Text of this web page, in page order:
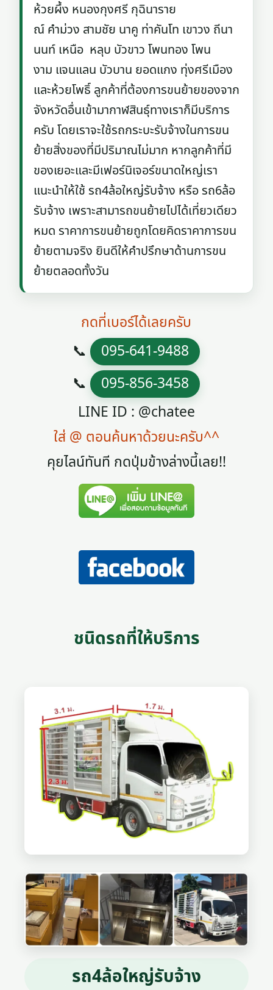
ห้วยผึ้ง หนองกุงศรี กุฉินาราย
ณ์ คำม่วง สามชัย นาคู ท่าคันโท เขาวง ถีนา
นนท์ เหนือ หลุบ บัวขาว โพนทอง โพน
งาม แจนแลน บัวบาน ยอดแกง ทุ่งศรีเมือง
และห้วยโพธิ์ ลูกค้าที่ต้องการขนย้ายของจาก
จังหวัดอื่นเข้ามากาฬสินธุ์ทางเราก็มีบริการ
ครับ โดยเราจะใช้รถกระบะรับจ้างในการขน
ย้ายสิ่งของที่มีปริมาณไม่มาก หากลูกค้าที่มี
ของเยอะและมีเฟอร์นิเจอร์ขนาดใหญ่เรา
แนะนำให้ใช้ รถ4ล้อใหญ่รับจ้าง หรือ รถ6ล้อ
รับจ้าง เพราะสามารถขนย้ายไปได้เที่ยวเดียว
หมด ราคาการขนย้ายถูกโดยคิดราคาการขน
ย้ายตามจริง ยินดีให้คำปรึกษาด้านการขน
ย้ายตลอดทั้งวัน
กดที่เบอร์ได้เลยครับ
📞 095-641-9488
📞 095-856-3458
LINE ID : @chatee
ใส่ @ ตอนค้นหาด้วยนะครับ^^
คุยไลน์ทันที กดปุ่มข้างล่างนี้เลย!!
ชนิดรถที่ให้บริการ
รถ4ล้อใหญ่รับจ้าง